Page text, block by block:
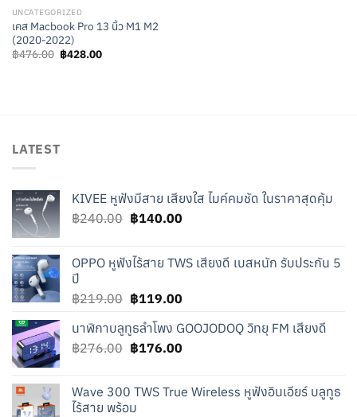
UNCATEGORIZED
เคส Macbook Pro 13 นิ้ว M1 M2
(2020-2022)
฿476.00 Original
price
฿428.00Current
LATEST
KIVEE หูฟังมีสาย เสียงใส ไมค์คมชัด ในราคาสุดคุ้ม
฿240.00 Original
฿240.00.
฿140.00Current
฿140.00.
OPPO หูฟังไร้สาย TWS เสียงดี เบสหนัก รับประกัน 5
ปี
฿219.00 Original
was:
฿219.00.
฿119.00Current
is:
฿119.00.
นาฬิกาบลูทูธลำโพง GOOJODOQ วิทยุ FM เสียงดี
฿276.00 Original
฿276.00.
฿176.00Current
฿176.00.
Wave 300 TWS True Wireless หูฟังอินเอียร์ บลูทูธ
ไร้สาย พร้อม